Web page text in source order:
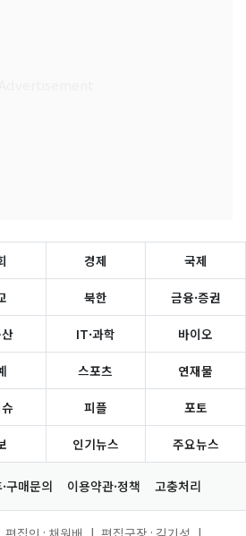
경제 국제
북한 금융·증권
IT·과학 바이오
스포츠 연재물
피플 포토
인기뉴스 주요뉴스
구매문의 이용약관·정책 고충처리